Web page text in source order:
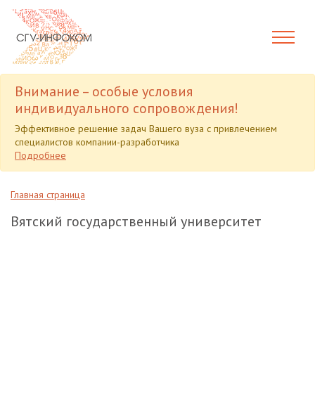
Внимание – особые условия
индивидуального сопровождения!
Эффективное решение задач Вашего вуза с привлечением
специалистов компании-разработчика
Подробнее
Главная страница
Вятский государственный университет